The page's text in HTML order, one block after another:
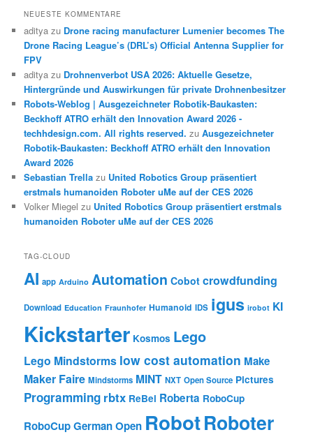
NEUESTE KOMMENTARE
aditya zu Drone racing manufacturer Lumenier becomes The
Drone Racing League’s (DRL’s) Official Antenna Supplier for
FPV
aditya zu Drohnenverbot USA 2026: Aktuelle Gesetze,
Hintergründe und Auswirkungen für private Drohnenbesitzer
Robots-Weblog | Ausgezeichneter Robotik-Baukasten:
Beckhoff ATRO erhält den Innovation Award 2026 -
techhdesign.com. All rights reserved. zuAusgezeichneter
Robotik-Baukasten: Beckhoff ATRO erhält den Innovation
Award 2026
Sebastian Trella zu United Robotics Group präsentiert
erstmals humanoiden Roboter uMe auf der CES 2026
Volker Miegel zu United Robotics Group präsentiert erstmals
humanoiden Roboter uMe auf der CES 2026
TAG-CLOUD
AI app Arduino Automation Cobot crowdfunding
Download Education Fraunhofer Humanoid IDS igus irobot KI
Kickstarter Kosmos Lego
Lego Mindstorms low cost automation Make
Maker Faire Mindstorms MINT NXT Open Source Pictures
Programming rbtx ReBel Roberta RoboCup
RoboCup German Open RobotRoboter